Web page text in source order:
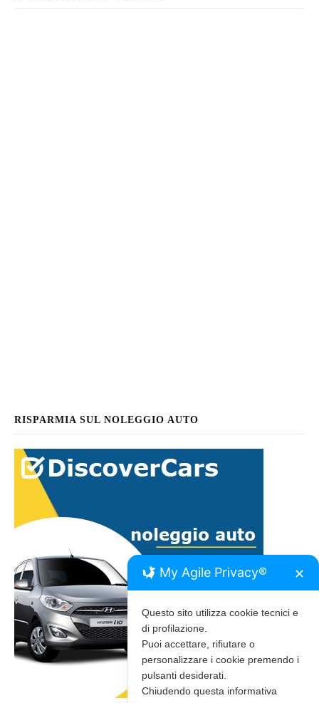
RISPARMIA SUL NOLEGGIO AUTO
My Agile Privacy® ✕
Questo sito utilizza cookie tecnici e
di profilazione.
Puoi accettare, rifiutare o
personalizzare i cookie premendo i
pulsanti desiderati.
Chiudendo questa informativa